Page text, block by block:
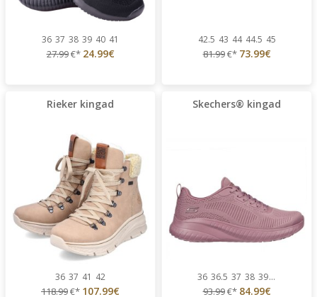
36 37 38 39 40 41
27.99€* 24.99€
42.5 43 44 44.5 45
81.99€* 73.99€
Rieker kingad
36 37 41 42
118.99€* 107.99€
Skechers® kingad
36 36.5 37 38 39...
93.99€* 84.99€